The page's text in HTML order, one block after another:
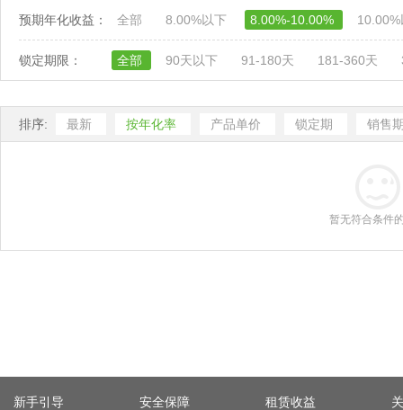
预期年化收益： 全部 8.00%以下 8.00%-10.00%
锁定期限： 全部 90天以下 91-180天 181-360天
排序: 最新 按年化率 产品单价 锁定期 销售
暂无符合条件
新手引导 安全保障 租赁收益